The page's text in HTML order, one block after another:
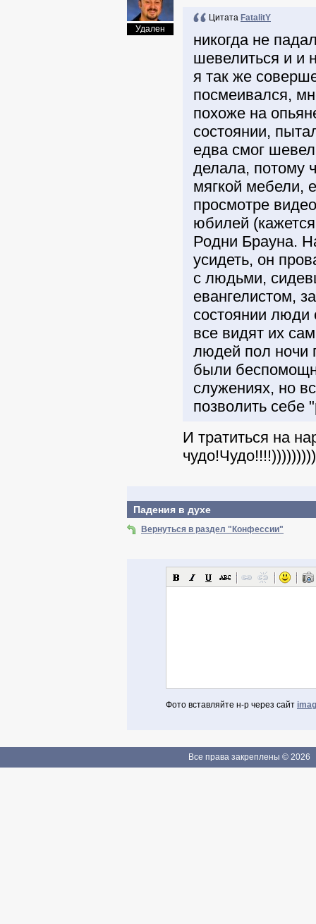
Удален
Цитата FatalitY
никогда не
шевелиться и и
я так же
посмеивался,
похоже на
состоянии,
едва смог
делала, потому
мягкой мебели,
просмотре
юбилей
Родни Брауна.
усидеть, он
с людьми,
евангелистом,
состоянии люди
все видят их
людей пол ночи
были
служениях, но
позволить себе
И тратиться на
Падения в духе
Вернуться в раздел "Конфессии"
Фото вставляйте н-р через сайт
Если Вы зарегистрированы
Все права закреплены © 2026